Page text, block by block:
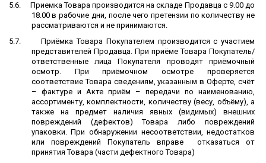
5.6.
Приемка Товара производится на складе Продавцас 9.00 до
18.00 в рабочие дни, после чего претензии по количеству не
рассматриваются и не принимаются.
5.7.
Приёмка Товара Покупателем производится с участием
представителей Продавца. При приёме Товара Покупатель/
ответственные лица Покупателя проводят приёмочный
осмотр. При приёмочном осмотре проверяется
соответствие Товара сведениям, указанным в Оферте, счёт
– фактуре и Акте приём – передачи по наименованию,
ассортименту, комплектности, количеству (весу, объёму), а
также на предмет наличия явных (видимых) внешних
повреждений (дефектов) Товара либо повреждений
упаковки. При обнаружении несоответствии, недостатков
или повреждений Покупатель вправе
отказаться от
принятия Товара (части дефектного Товара)